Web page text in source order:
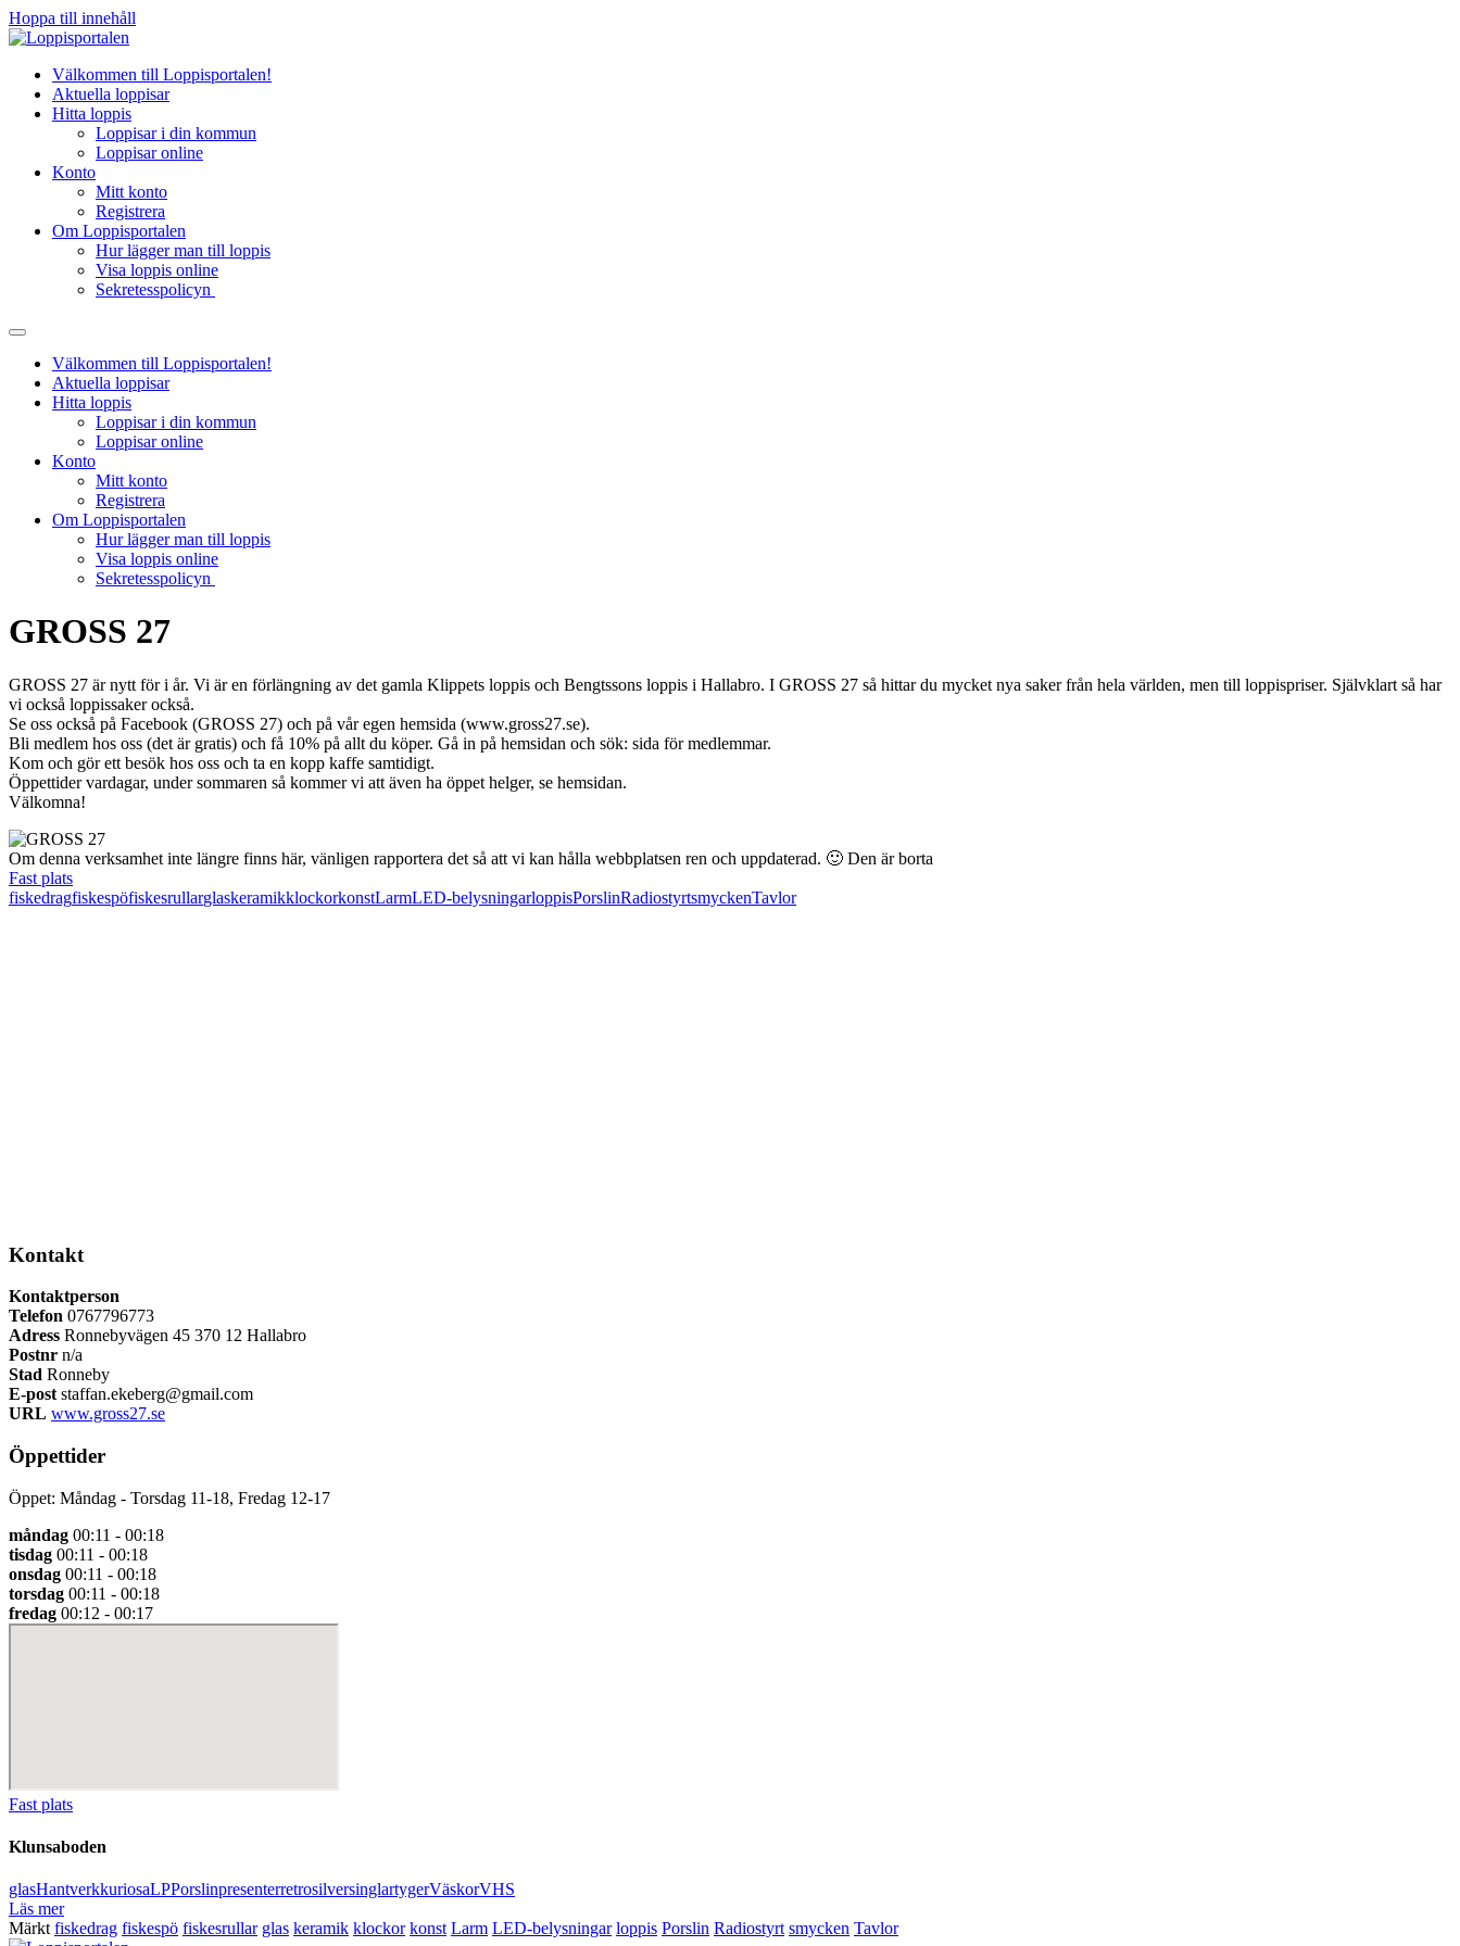
Hoppa till innehåll
Välkommen till Loppisportalen!
Aktuella loppisar
Hitta loppis
Loppisar i din kommun
Loppisar online
Konto
Mitt konto
Registrera
Om Loppisportalen
Hur lägger man till loppis
Visa loppis online
Sekretesspolicyn
Välkommen till Loppisportalen!
Aktuella loppisar
Hitta loppis
Loppisar i din kommun
Loppisar online
Konto
Mitt konto
Registrera
Om Loppisportalen
Hur lägger man till loppis
Visa loppis online
Sekretesspolicyn
GROSS 27
GROSS 27 är nytt för i år. Vi är en förlängning av det gamla Klippets loppis och Bengtssons loppis i Hallabro. I GROSS 27 så hittar du mycket nya saker från hela världen, men till loppispriser. Självklart så har
vi också loppissaker också.
Se oss också på Facebook (GROSS 27) och på vår egen hemsida (www.gross27.se).
Bli medlem hos oss (det är gratis) och få 10% på allt du köper. Gå in på hemsidan och sök: sida för medlemmar.
Kom och gör ett besök hos oss och ta en kopp kaffe samtidigt.
Öppettider vardagar, under sommaren så kommer vi att även ha öppet helger, se hemsidan.
Välkomna!
Om denna verksamhet inte längre finns här, vänligen rapportera det så att vi kan hålla webbplatsen ren och uppdaterad. 🙂 Den är borta
Fast plats
fiskedragfiskespöfiskesrullarglaskeramikklockorkonstLarmLED-belysningarloppisPorslinRadiostyrtsmyckenTavlor
Kontakt
Kontaktperson
Telefon 0767796773
Adress Ronnebyvägen 45 370 12 Hallabro
Postnr n/a
Stad Ronneby
E-post staffan.ekeberg@gmail.com
URL www.gross27.se
Öppettider
Öppet: Måndag - Torsdag 11-18, Fredag 12-17
måndag 00:11 - 00:18
tisdag 00:11 - 00:18
onsdag 00:11 - 00:18
torsdag 00:11 - 00:18
fredag 00:12 - 00:17
Fast plats
Klunsaboden
glasHantverkkuriosaLPPorslinpresenterretrosilversinglartygerVäskorVHS
Läs mer
Märkt fiskedrag fiskespö fiskesrullar glas keramik klockor konst Larm LED-belysningar loppis Porslin Radiostyrt smycken Tavlor